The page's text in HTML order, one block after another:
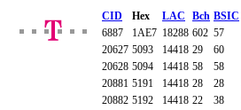
CID Hex LAC Bch BSIC
6887
1AE7 18288 602 57
20627 5093 14418 29 60
20628 5094 14418 58 58
20881 5191 14418 28 28
20882 5192 14418 22 38